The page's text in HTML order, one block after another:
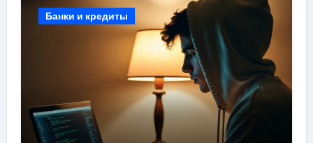
Банки и кредиты